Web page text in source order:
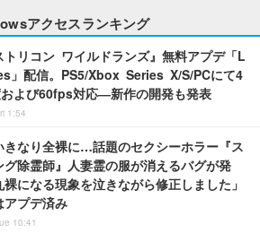
アクセスランキング
トリコン ワイルドランズ』無料アプデ「L
」配信。PS5/Xbox Series X/S/PCにて4
および60fps対応―新作の開発も発表
1:54
きなり全裸に…話題のセクシーホラー『ス
グ除霊師』人妻霊の服が消えるバグが発
裸になる現象を泣きながら修正しました」
アプデ済み
10:41